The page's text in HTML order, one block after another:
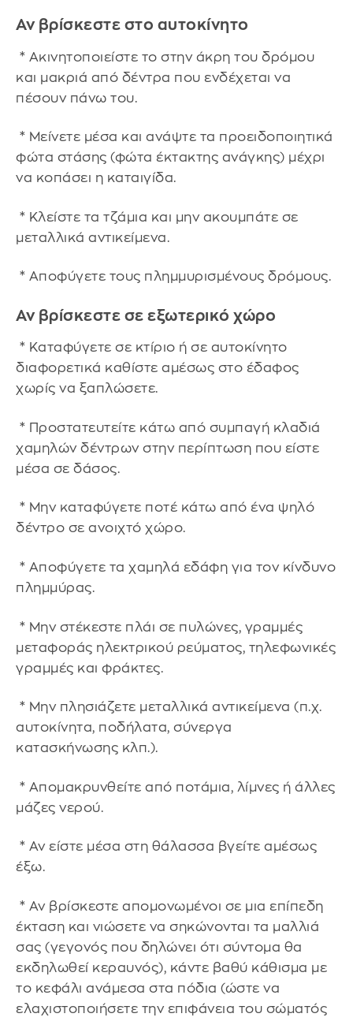
Αν βρίσκεστε στο αυτοκίνητο
* Ακινητοποιείστε το στην άκρη του δρόμου
και μακριά από δέντρα που ενδέχεται να
πέσουν πάνω του.
* Μείνετε μέσα και ανάψτε τα προειδοποιητικά
φώτα στάσης (φώτα έκτακτης ανάγκης) μέχρι
να κοπάσει η καταιγίδα.
* Κλείστε τα τζάμια και μην ακουμπάτε σε
μεταλλικά αντικείμενα.
* Αποφύγετε τους πλημμυρισμένους δρόμους.
Αν βρίσκεστε σε εξωτερικό χώρο
* Καταφύγετε σε κτίριο ή σε αυτοκίνητο
διαφορετικά καθίστε αμέσως στο έδαφος
χωρίς να ξαπλώσετε.
* Προστατευτείτε κάτω από συμπαγή κλαδιά
χαμηλών δέντρων στην περίπτωση που είστε
μέσα σε δάσος.
* Μην καταφύγετε ποτέ κάτω από ένα ψηλό
δέντρο σε ανοιχτό χώρο.
* Αποφύγετε τα χαμηλά εδάφη για τον κίνδυνο
πλημμύρας.
* Μην στέκεστε πλάι σε πυλώνες, γραμμές
μεταφοράς ηλεκτρικού ρεύματος, τηλεφωνικές
γραμμές και φράκτες.
* Μην πλησιάζετε μεταλλικά αντικείμενα (π.χ.
αυτοκίνητα, ποδήλατα, σύνεργα
κατασκήνωσης κλπ.).
* Απομακρυνθείτε από ποτάμια, λίμνες ή άλλες
μάζες νερού.
* Αν είστε μέσα στη θάλασσα βγείτε αμέσως
έξω.
* Αν βρίσκεστε απομονωμένοι σε μια επίπεδη
έκταση και νιώσετε να σηκώνονται τα μαλλιά
σας (γεγονός που δηλώνει ότι σύντομα θα
εκδηλωθεί κεραυνός), κάντε βαθύ κάθισμα με
το κεφάλι ανάμεσα στα πόδια (ώστε να
ελαχιστοποιήσετε την επιφάνεια του σώματός